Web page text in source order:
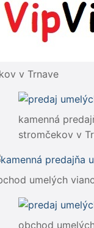
v Trnave
kamenná
stromčekov v
umelých
obchod